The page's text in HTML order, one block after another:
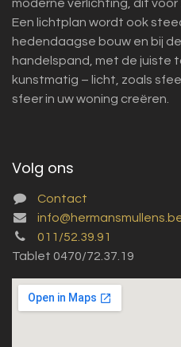
moderne verlichting, dit voor
Een lichtplan wordt ook
hedendaagse bouw en bij
handelspand, met de juiste
kunstmatig – licht, zoals
sfeer in uw woning creëren.
Volg ons
Contact
011/52.39.91
Tablet 0470/72.37.19